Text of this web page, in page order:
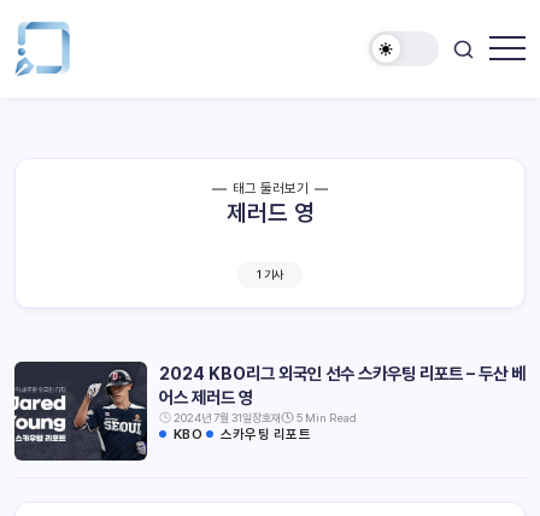
태그 둘러보기
제러드 영
1 기사
2024 KBO리그 외국인 선수 스카우팅 리포트 – 두산 베
어스 제러드 영
2024년 7월 31일장호재 5 Min Read
KBO 스카우팅 리포트